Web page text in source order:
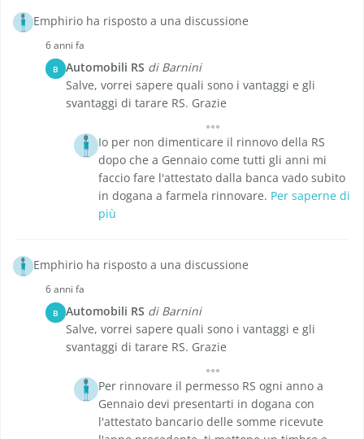
Emphirio ha risposto a una discussione
6 anni fa
B Automobili RS di Barnini
Salve, vorrei sapere quali sono i vantaggi e gli
svantaggi di tarare RS. Grazie
Io per non dimenticare il rinnovo della RS
dopo che a Gennaio come tutti gli anni mi
faccio fare l'attestato dalla banca vado subito
in dogana a farmela rinnovare. Per saperne di
più
Emphirio ha risposto a una discussione
6 anni fa
B Automobili RS di Barnini
Salve, vorrei sapere quali sono i vantaggi e gli
svantaggi di tarare RS. Grazie
Per rinnovare il permesso RS ogni anno a
Gennaio devi presentarti in dogana con
l'attestato bancario delle somme ricevute